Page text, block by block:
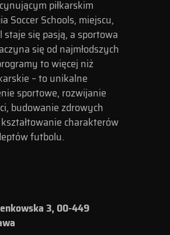
piłkarskim
Soccer Schools, miejscu,
staje się pasją, a sportowa
się od najmłodszych
to więcej niż
– to unikalne
sportowe, rozwijanie
budowanie zdrowych
charakterów
futbolu.
3, 00-449